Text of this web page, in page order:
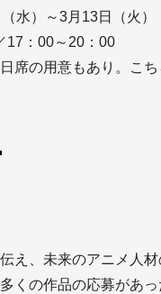
水）～3月13日（火）
17：00～20：00
席の用意もあり。こ
え、未来のアニメ人
くの作品の応募があ